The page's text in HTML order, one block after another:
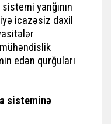
yanğının
icazəsiz daxil
edən qurğuları
sisteminə